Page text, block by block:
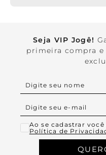
Seja VIP Jogê!
primeira compra e
Ao se cadastrar
Política de